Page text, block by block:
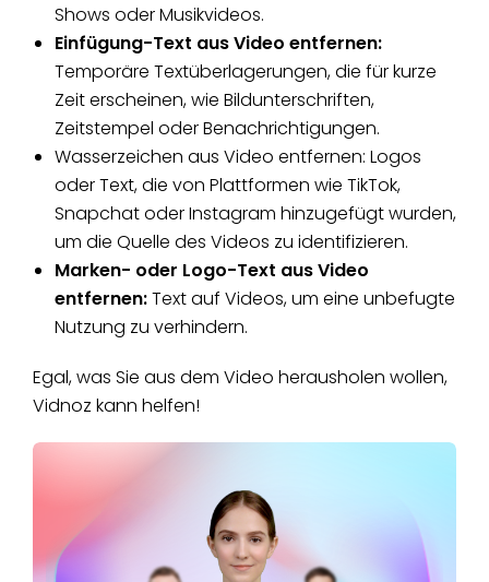
Shows oder Musikvideos.
Einfügung-Text aus Video entfernen:
Temporäre Textüberlagerungen, die für kurze
Zeit erscheinen, wie Bildunterschriften,
Zeitstempel oder Benachrichtigungen.
Wasserzeichen aus Video entfernen: Logos
oder Text, die von Plattformen wie TikTok,
Snapchat oder Instagram hinzugefügt wurden,
um die Quelle des Videos zu identifizieren.
Marken- oder Logo-Text aus Video
entfernen:Text auf Videos, um eine unbefugte
Nutzung zu verhindern.
Egal, was Sie aus dem Video herausholen wollen,
Vidnoz kann helfen!